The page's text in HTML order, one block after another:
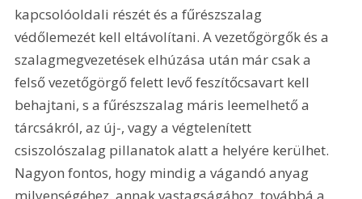
kapcsolóoldali részét és a fűrészszalag
védőlemezét kell eltávolítani. A vezetőgörgők és a
szalagmegvezetések elhúzása után már csak a
felső vezetőgörgő felett levő feszítőcsavart kell
behajtani, s a fűrészszalag máris leemelhető a
tárcsákról, az új-, vagy a végtelenített
csiszolószalag pillanatok alatt a helyére kerülhet.
Nagyon fontos, hogy mindig a vágandó anyag